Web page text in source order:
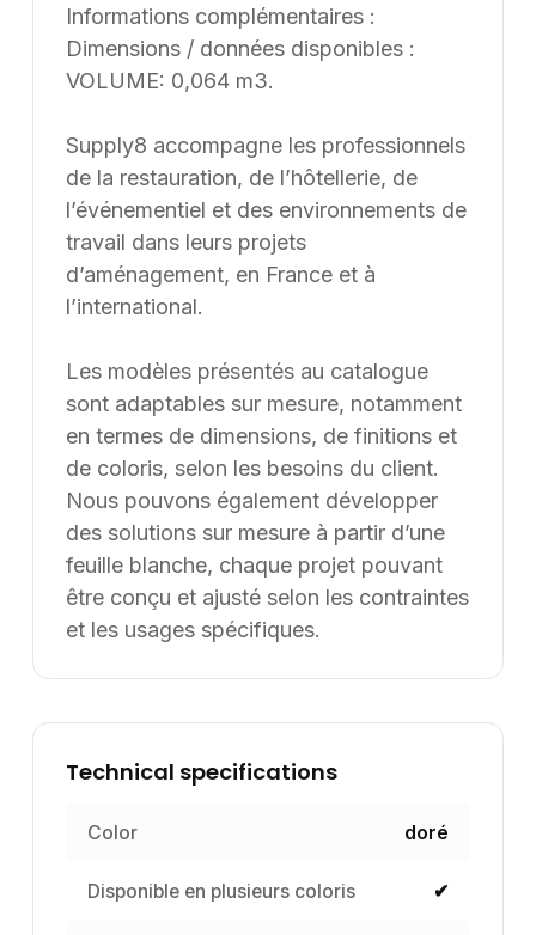
Informations complémentaires :
Dimensions / données disponibles :
VOLUME: 0,064 m3.
Supply8 accompagne les professionnels
de la restauration, de l’hôtellerie, de
l’événementiel et des environnements de
travail dans leurs projets
d’aménagement, en France et à
l’international.
Les modèles présentés au catalogue
sont adaptables sur mesure, notamment
en termes de dimensions, de finitions et
de coloris, selon les besoins du client.
Nous pouvons également développer
des solutions sur mesure à partir d’une
feuille blanche, chaque projet pouvant
être conçu et ajusté selon les contraintes
et les usages spécifiques.
Technical specifications
Color doré
Disponible en plusieurs coloris ✔